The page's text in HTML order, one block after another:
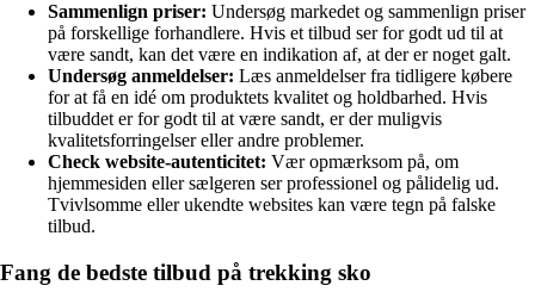
Sammenlign priser: Undersøg markedet og sammenlign priser
på forskellige forhandlere. Hvis et tilbud ser for godt ud til at
være sandt, kan det være en indikation af, at der er noget galt.
Undersøg anmeldelser: Læs anmeldelser fra tidligere købere
for at få en idé om produktets kvalitet og holdbarhed. Hvis
tilbuddet er for godt til at være sandt, er der muligvis
kvalitetsforringelser eller andre problemer.
Check website-autenticitet: Vær opmærksom på, om
hjemmesiden eller sælgeren ser professionel og pålidelig ud.
Tvivlsomme eller ukendte websites kan være tegn på falske
tilbud.
Fang de bedste tilbud på trekking sko